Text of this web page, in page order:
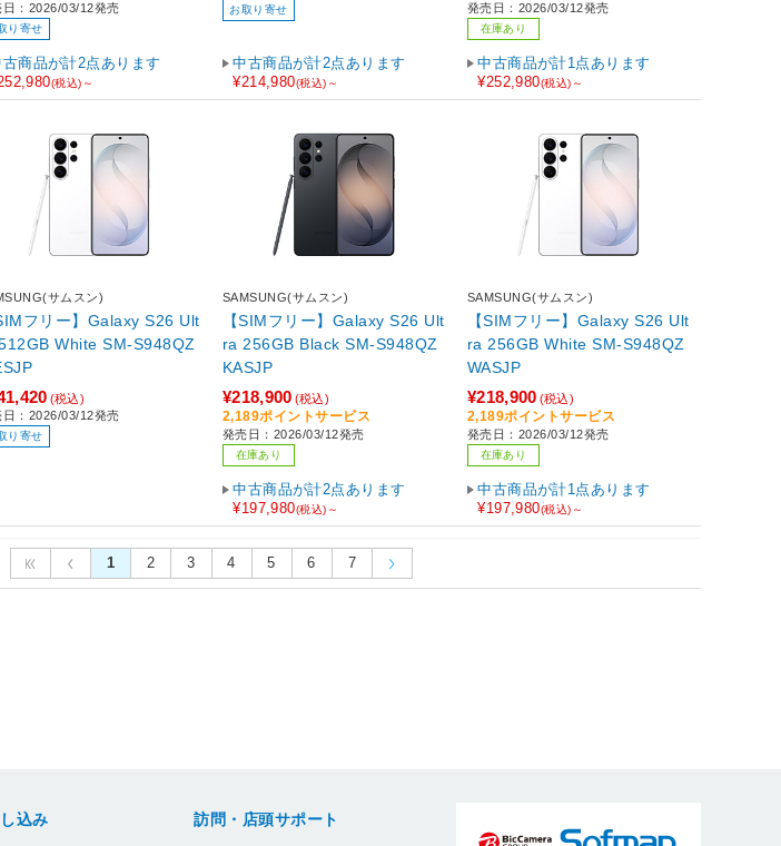
日：2026/03/12発売
り寄せ
古商品が計2点あります
(税込)～
お取り寄せ
中古商品が計2点あります
¥214,980(税込)～
発売日：2026/03/12発売
在庫あり
中古商品が計1点あります
¥252,980(税込)～
サムスン)
フリー】Galaxy S26 Ult
White SM-S948QZ
(税込)
日：2026/03/12発売
り寄せ
SAMSUNG(サムスン)
【SIMフリー】Galaxy S26 Ult
ra 256GB Black SM-S948QZ
KASJP
¥218,900 (税込)
2,189ポイントサービス
発売日：2026/03/12発売
在庫あり
中古商品が計2点あります
¥197,980(税込)～
SAMSUNG(サムスン)
【SIMフリー】Galaxy S26 Ult
ra 256GB White SM-S948QZ
WASJP
¥218,900 (税込)
2,189ポイントサービス
発売日：2026/03/12発売
在庫あり
中古商品が計1点あります
¥197,980(税込)～
1 2 3 4 5 6 7
込み 訪問・店頭サポート